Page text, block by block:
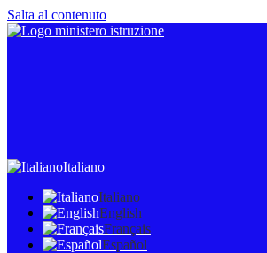
Salta al contenuto
Italiano
Italiano
English
Français
Español